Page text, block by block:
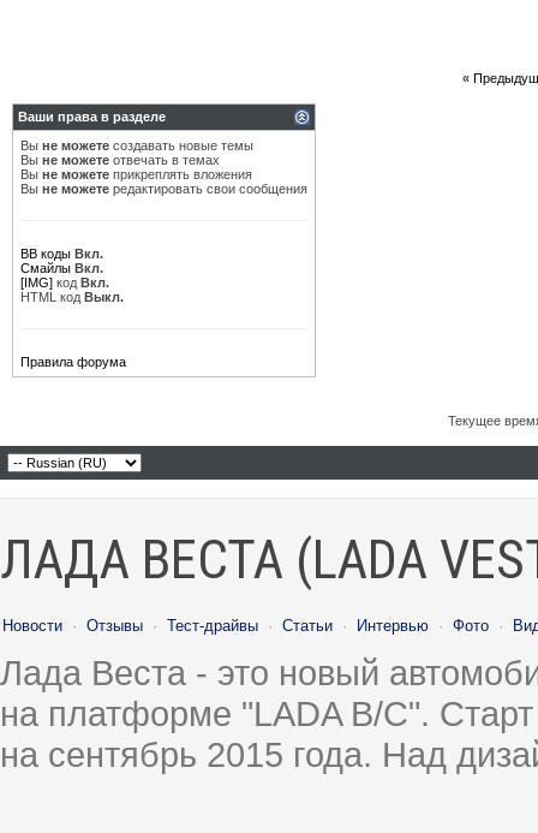
«
Ваши права в разделе
Вы не можете создавать новые темы
Вы не можете отвечать в темах
Вы не можете прикреплять вложения
Вы не можете редактировать свои сообщения
BB коды Вкл.
Смайлы Вкл.
[IMG] код Вкл.
HTML код Выкл.
Правила форума
Текущее
ЛАДА ВЕСТА (LADA
Новости · Отзывы · Тест-драйвы · Статьи · Интервью · Фото ·
Лада Веста - это новый
на платформе "LADA B/C".
на сентябрь 2015 года. Над